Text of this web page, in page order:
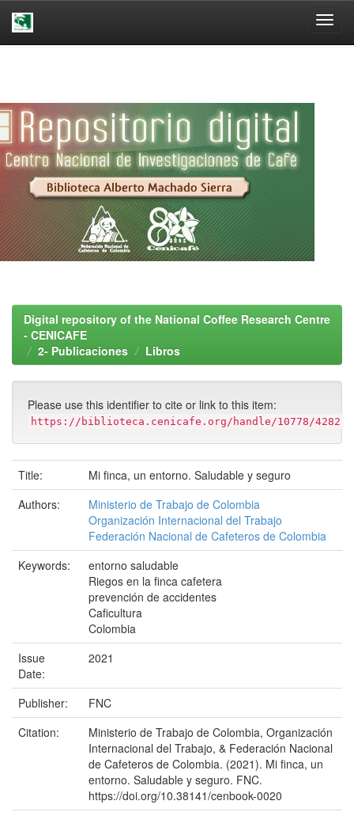
Digital repository of the National Coffee Research Centre
- CENICAFE
2- Publicaciones
Libros
Please use this identifier to cite or link to this item:
https://biblioteca.cenicafe.org/handle/10778/4282
Title:
Mi finca, un entorno. Saludable y seguro
Authors:
Ministerio de Trabajo de Colombia
Organización Internacional del Trabajo
Federación Nacional de Cafeteros de Colombia
Keywords:
entorno saludable
Riegos en la finca cafetera
prevención de accidentes
Caficultura
Colombia
Issue
Date:
2021
Publisher:
FNC
Citation:
Ministerio de Trabajo de Colombia, Organización
Internacional del Trabajo, & Federación Nacional
de Cafeteros de Colombia. (2021). Mi finca, un
entorno. Saludable y seguro. FNC.
https://doi.org/10.38141/cenbook-0020